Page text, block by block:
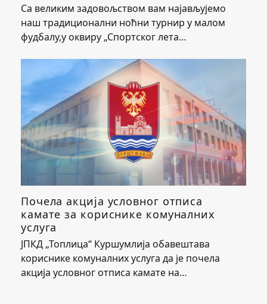
Са великим задовољством вам најављујемо
наш традиционални ноћни турнир у малом
фудбалу,у оквиру „Спортског лета…
Почела акција условног отписа
камате за кориснике комуналних
услуга
ЈПКД „Топлица“ Куршумлија обавештава
кориснике комуналних услуга да је почела
акција условног отписа камате на…